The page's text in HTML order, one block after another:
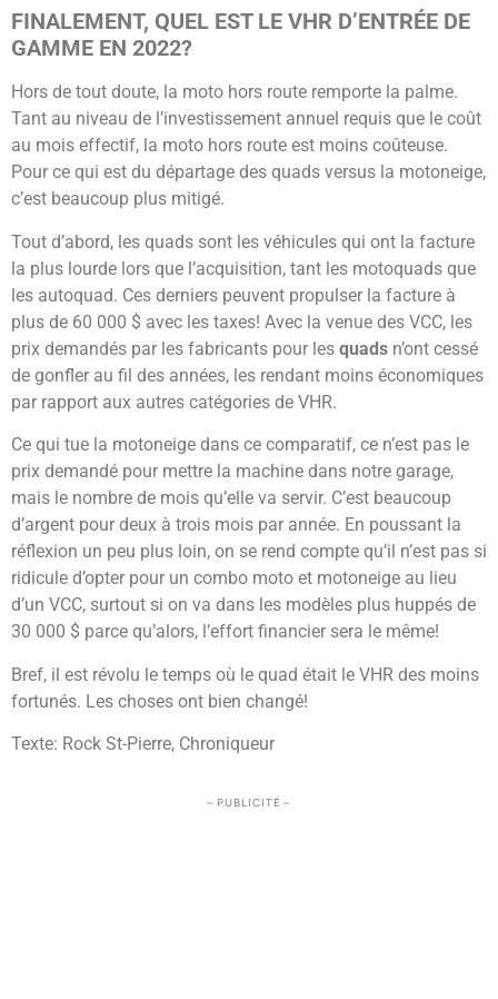
FINALEMENT, QUEL EST LE VHR D’ENTRÉE DE
GAMME EN 2022?
Hors de tout doute, la moto hors route remporte la palme.
Tant au niveau de l’investissement annuel requis que le coût
au mois effectif, la moto hors route est moins coûteuse.
Pour ce qui est du départage des quads versus la motoneige,
c’est beaucoup plus mitigé.
Tout d’abord, les quads sont les véhicules qui ont la facture
la plus lourde lors que l’acquisition, tant les motoquads que
les autoquad. Ces derniers peuvent propulser la facture à
plus de 60 000 $ avec les taxes! Avec la venue des VCC, les
prix demandés par les fabricants pour les quads n’ont cessé
de gonfler au fil des années, les rendant moins économiques
par rapport aux autres catégories de VHR.
Ce qui tue la motoneige dans ce comparatif, ce n’est pas le
prix demandé pour mettre la machine dans notre garage,
mais le nombre de mois qu’elle va servir. C’est beaucoup
d’argent pour deux à trois mois par année. En poussant la
réflexion un peu plus loin, on se rend compte qu’il n’est pas si
ridicule d’opter pour un combo moto et motoneige au lieu
d’un VCC, surtout si on va dans les modèles plus huppés de
30 000 $ parce qu’alors, l’effort financier sera le même!
Bref, il est révolu le temps où le quad était le VHR des moins
fortunés. Les choses ont bien changé!
Texte: Rock St-Pierre, Chroniqueur
– PUBLICITÉ –